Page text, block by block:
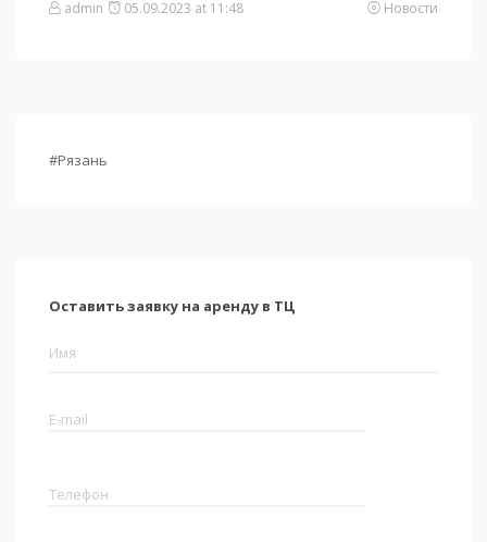
admin 05.09.2023 at 11:48 Новости
#Рязань
Оставить заявку на аренду в ТЦ